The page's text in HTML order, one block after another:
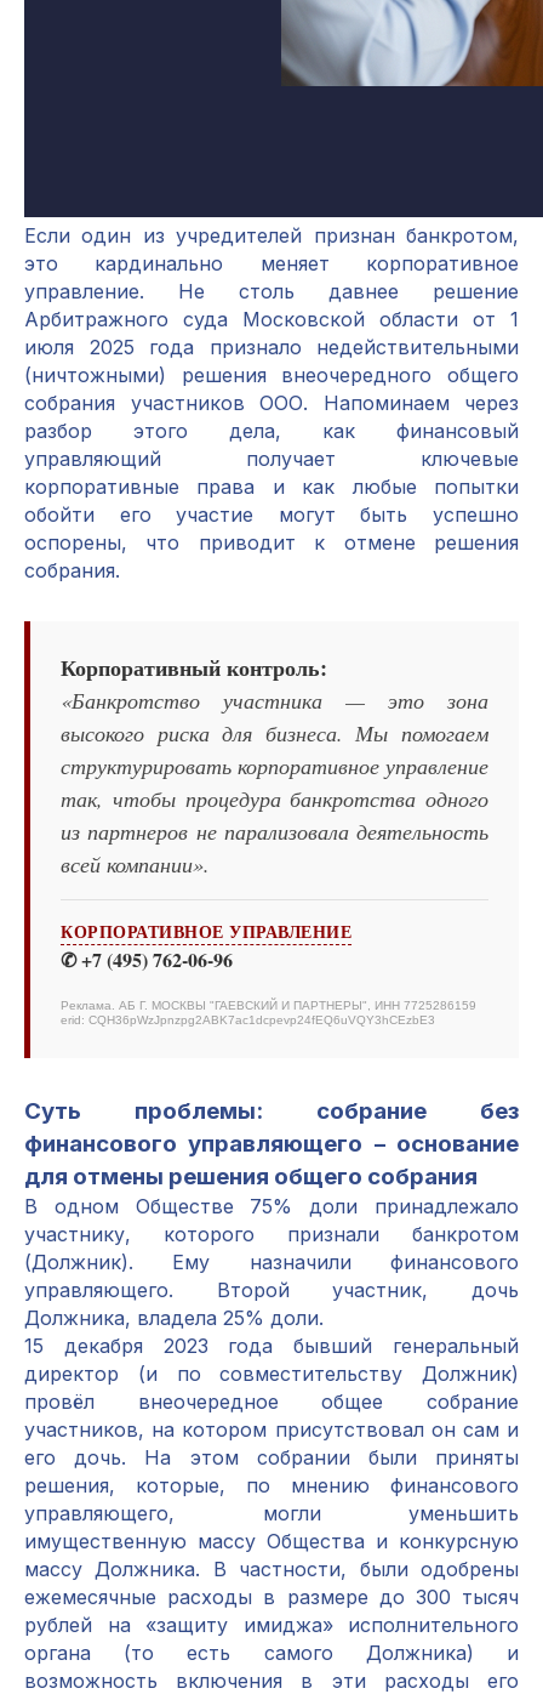
Если один из учредителей признан банкротом,
это кардинально меняет корпоративное
управление. Не столь давнее решение
Арбитражного суда Московской области от 1
июля 2025 года признало недействительными
(ничтожными) решения внеочередного общего
собрания участников ООО. Напоминаем через
разбор этого дела, как финансовый
управляющий получает ключевые
корпоративные права и как любые попытки
обойти его участие могут быть успешно
оспорены, что приводит к отмене решения
собрания.
Корпоративный контроль:
«Банкротство участника — это зона
высокого риска для бизнеса. Мы помогаем
структурировать корпоративное управление
так, чтобы процедура банкротства одного
из партнеров не парализовала деятельность
всей компании».
КОРПОРАТИВНОЕ УПРАВЛЕНИЕ
✆ +7 (495) 762-06-96
Реклама. АБ Г. МОСКВЫ "ГАЕВСКИЙ И ПАРТНЕРЫ", ИНН 7725286159
erid: CQH36pWzJpnzpg2ABK7ac1dcpevp24fEQ6uVQY3hCEzbE3
Суть проблемы: собрание без
финансового управляющего – основание
для отмены решения общего собрания
В одном Обществе 75% доли принадлежало
участнику, которого признали банкротом
(Должник). Ему назначили финансового
управляющего. Второй участник, дочь
Должника, владела 25% доли.
15 декабря 2023 года бывший генеральный
директор (и по совместительству Должник)
провёл внеочередное общее собрание
участников, на котором присутствовал он сам и
его дочь. На этом собрании были приняты
решения, которые, по мнению финансового
управляющего, могли уменьшить
имущественную массу Общества и конкурсную
массу Должника. В частности, были одобрены
ежемесячные расходы в размере до 300 тысяч
рублей на «защиту имиджа» исполнительного
органа (то есть самого Должника) и
возможность включения в эти расходы его